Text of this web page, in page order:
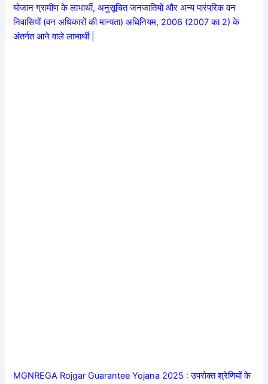
योजान ग्रामीण के लाभार्थी, अनुसूचित जनजातियों और अन्य पारंपरिक वन
निवासियों (वन अधिकारों की मान्यता) अधिनियम, 2006 (2007 का 2) के
अंतर्गत आने वाले लाभार्थी |
MGNREGA Rojgar Guarantee Yojana 2025 : उपरोक्त श्रेणियों के